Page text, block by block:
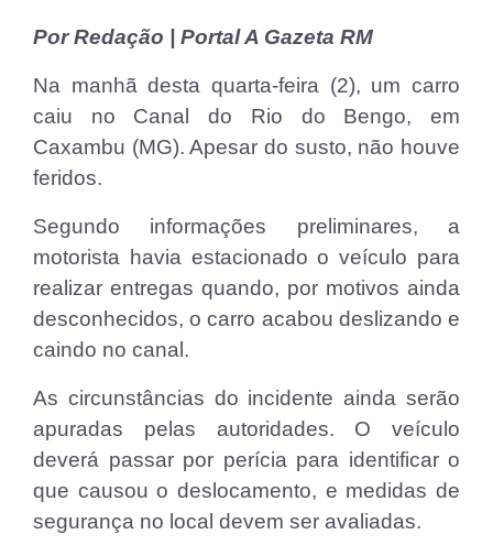
Por Redação | Portal A Gazeta RM
Na manhã desta quarta-feira (2), um carro
caiu no Canal do Rio do Bengo, em
Caxambu (MG). Apesar do susto, não houve
feridos.
Segundo informações preliminares, a
motorista havia estacionado o veículo para
realizar entregas quando, por motivos ainda
desconhecidos, o carro acabou deslizando e
caindo no canal.
As circunstâncias do incidente ainda serão
apuradas pelas autoridades. O veículo
deverá passar por perícia para identificar o
que causou o deslocamento, e medidas de
segurança no local devem ser avaliadas.